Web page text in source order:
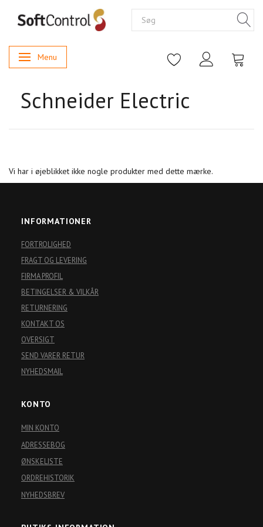
Skifte navigation
Menu
Schneider Electric
Vi har i øjeblikket ikke nogle produkter med dette mærke.
INFORMATIONER
FORTROLIGHED
FRAGT OG LEVERING
FIRMA PROFIL
BETINGELSER & VILKÅR
RETURNERING
KONTAKT OS
OVERSIGT
SEND VARER RETUR
NYHEDSMAIL
KONTO
MIN KONTO
ADRESSEBOG
ØNSKELISTE
ORDREHISTORIK
NYHEDSBREV